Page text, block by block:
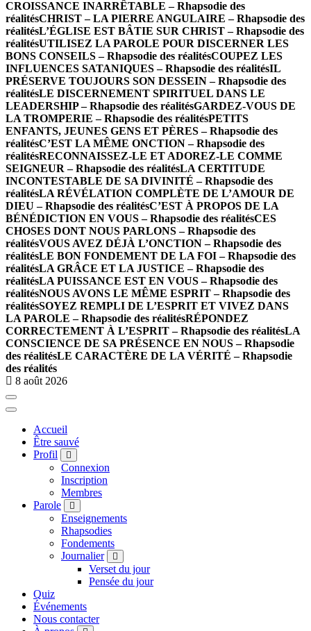
CROISSANCE INARRÊTABLE – Rhapsodie des
réalitésCHRIST – LA PIERRE ANGULAIRE – Rhapsodie des
réalitésL’ÉGLISE EST BÂTIE SUR CHRIST – Rhapsodie des
réalitésUTILISEZ LA PAROLE POUR DISCERNER LES
BONS CONSEILS – Rhapsodie des réalitésCOUPEZ LES
INFLUENCES SATANIQUES – Rhapsodie des réalitésIL
PRÉSERVE TOUJOURS SON DESSEIN – Rhapsodie des
réalitésLE DISCERNEMENT SPIRITUEL DANS LE
LEADERSHIP – Rhapsodie des réalitésGARDEZ-VOUS DE
LA TROMPERIE – Rhapsodie des réalitésPETITS
ENFANTS, JEUNES GENS ET PÈRES – Rhapsodie des
réalitésC’EST LA MÊME ONCTION – Rhapsodie des
réalitésRECONNAISSEZ-LE ET ADOREZ-LE COMME
SEIGNEUR – Rhapsodie des réalitésLA CERTITUDE
INCONTESTABLE DE SA DIVINITÉ – Rhapsodie des
réalitésLA RÉVÉLATION COMPLÈTE DE L’AMOUR DE
DIEU – Rhapsodie des réalitésC’EST À PROPOS DE LA
BÉNÉDICTION EN VOUS – Rhapsodie des réalitésCES
CHOSES DONT NOUS PARLONS – Rhapsodie des
réalitésVOUS AVEZ DÉJÀ L’ONCTION – Rhapsodie des
réalitésLE BON FONDEMENT DE LA FOI – Rhapsodie des
réalitésLA GRÂCE ET LA JUSTICE – Rhapsodie des
réalitésLA PUISSANCE EST EN VOUS – Rhapsodie des
réalitésNOUS AVONS LE MÊME ESPRIT – Rhapsodie des
réalitésSOYEZ REMPLI DE L’ESPRIT ET VIVEZ DANS
LA PAROLE – Rhapsodie des réalitésRÉPONDEZ
CORRECTEMENT À L’ESPRIT – Rhapsodie des réalitésLA
CONSCIENCE DE SA PRÉSENCE EN NOUS – Rhapsodie
des réalitésLE CARACTÈRE DE LA VÉRITÉ – Rhapsodie
des réalités
8 août 2026
Accueil
Être sauvé
Profil
Connexion
Inscription
Membres
Parole
Enseignements
Rhapsodies
Fondements
Journalier
Verset du jour
Pensée du jour
Quiz
Événements
Nous contacter